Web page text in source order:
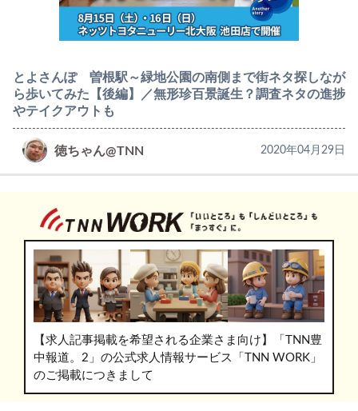
とよさんぽ 曽根駅～緑地公園の南側まで街ネタ探しなが
ら歩いてみた【後編】／無形珍百景誕生？調査ネタの進捗
やテイクアウトも
徳ちゃん@TNN 2020年04月29日
【求人記事掲載を希望される企業さま向け】「TNN豊
中報道。2」の公式求人情報サービス「TNN WORK」
のご掲載につきまして